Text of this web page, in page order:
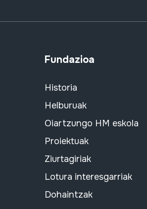
Fundazioa
Historia
Helburuak
Oiartzungo HM eskola
Proiektuak
Ziurtagiriak
Lotura interesgarriak
Dohaintzak